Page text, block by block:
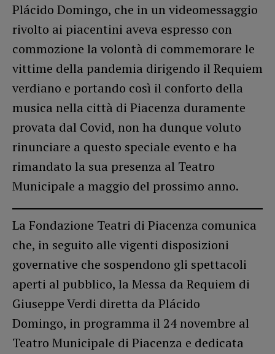
Plácido Domingo, che in un videomessaggio
rivolto ai piacentini aveva espresso con
commozione la volontà di commemorare le
vittime della pandemia dirigendo il Requiem
verdiano e portando così il conforto della
musica nella città di Piacenza duramente
provata dal Covid, non ha dunque voluto
rinunciare a questo speciale evento e ha
rimandato la sua presenza al Teatro
Municipale a maggio del prossimo anno.
La Fondazione Teatri di Piacenza comunica
che, in seguito alle vigenti disposizioni
governative che sospendono gli spettacoli
aperti al pubblico, la Messa da Requiem di
Giuseppe Verdi diretta da Plácido
Domingo, in programma il 24 novembre al
Teatro Municipale di Piacenza e dedicata